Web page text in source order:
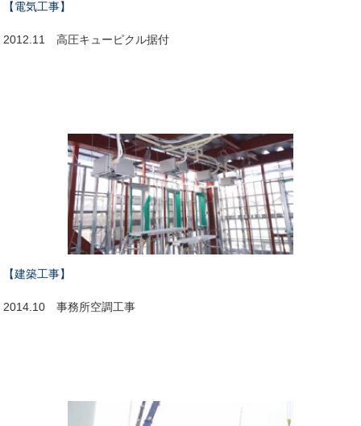
【電気工事】
2012.11 高圧キューピクル据付
【建築工事】
2014.10 事務所空調工事